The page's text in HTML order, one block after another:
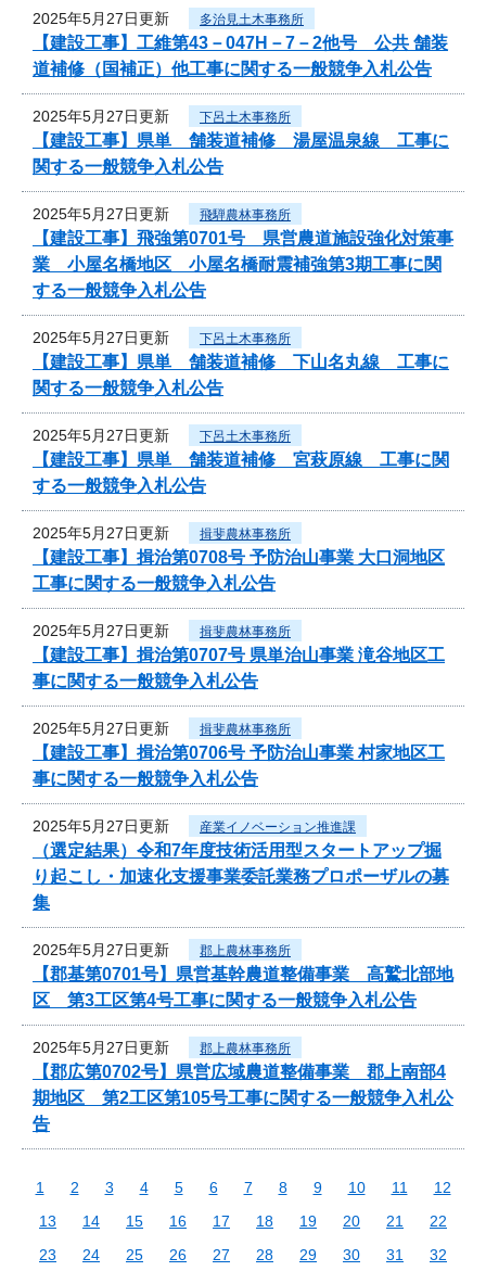
2025年5月27日更新 多治見土木事務所
【建設工事】工維第43－047H－7－2他号 公共 舗装
道補修（国補正）他工事に関する一般競争入札公告
2025年5月27日更新 下呂土木事務所
【建設工事】県単 舗装道補修 湯屋温泉線 工事に
関する一般競争入札公告
2025年5月27日更新 飛騨農林事務所
【建設工事】飛強第0701号 県営農道施設強化対策事
業 小屋名橋地区 小屋名橋耐震補強第3期工事に関
する一般競争入札公告
2025年5月27日更新 下呂土木事務所
【建設工事】県単 舗装道補修 下山名丸線 工事に
関する一般競争入札公告
2025年5月27日更新 下呂土木事務所
【建設工事】県単 舗装道補修 宮萩原線 工事に関
する一般競争入札公告
2025年5月27日更新 揖斐農林事務所
【建設工事】揖治第0708号 予防治山事業 大口洞地区
工事に関する一般競争入札公告
2025年5月27日更新 揖斐農林事務所
【建設工事】揖治第0707号 県単治山事業 滝谷地区工
事に関する一般競争入札公告
2025年5月27日更新 揖斐農林事務所
【建設工事】揖治第0706号 予防治山事業 村家地区工
事に関する一般競争入札公告
2025年5月27日更新 産業イノベーション推進課
（選定結果）令和7年度技術活用型スタートアップ掘
り起こし・加速化支援事業委託業務プロポーザルの募
集
2025年5月27日更新 郡上農林事務所
【郡基第0701号】県営基幹農道整備事業 高鷲北部地
区 第3工区第4号工事に関する一般競争入札公告
2025年5月27日更新 郡上農林事務所
【郡広第0702号】県営広域農道整備事業 郡上南部4
期地区 第2工区第105号工事に関する一般競争入札公
告
1 2 3 4 5 6 7 8 9 10 11
12
13
14 15 16 17 18 19 20 21
22
23
24 25 26 27 28 29 30 31
32